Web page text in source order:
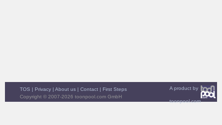
A product by
toonpool.com
TOS | Privacy | About us | Contact | First Steps
Copyright © 2007-2026 toonpool.com GmbH